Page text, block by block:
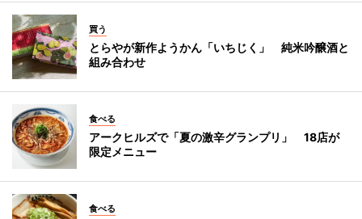
買う
とらやが新作ようかん「いちじく」 純米吟醸酒と
組み合わせ
食べる
アークヒルズで「夏の激辛グランプリ」 18店が
限定メニュー
食べる